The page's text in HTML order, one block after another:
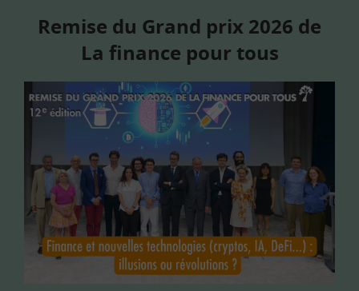
Remise du Grand prix 2026 de
La finance pour tous